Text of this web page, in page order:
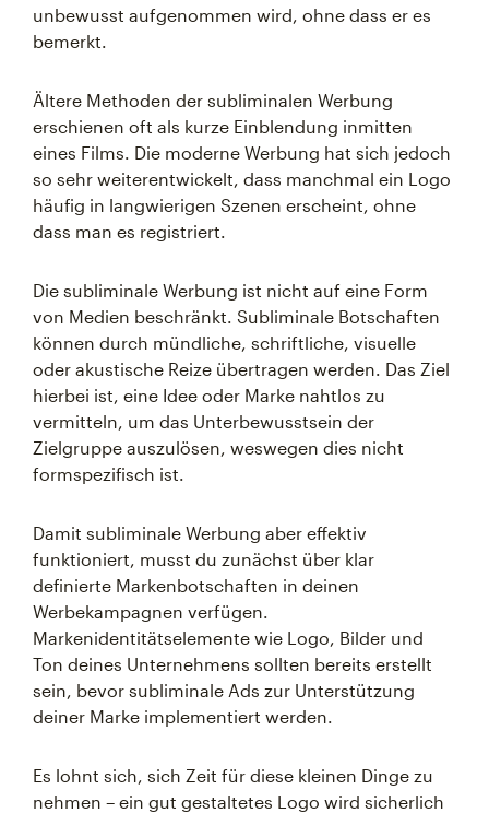
unbewusst aufgenommen wird, ohne dass er es
bemerkt.
Ältere Methoden der subliminalen Werbung
erschienen oft als kurze Einblendung inmitten
eines Films. Die moderne Werbung hat sich jedoch
so sehr weiterentwickelt, dass manchmal ein Logo
häufig in langwierigen Szenen erscheint, ohne
dass man es registriert.
Die subliminale Werbung ist nicht auf eine Form
von Medien beschränkt. Subliminale Botschaften
können durch mündliche, schriftliche, visuelle
oder akustische Reize übertragen werden. Das Ziel
hierbei ist, eine Idee oder Marke nahtlos zu
vermitteln, um das Unterbewusstsein der
Zielgruppe auszulösen, weswegen dies nicht
formspezifisch ist.
Damit subliminale Werbung aber effektiv
funktioniert, musst du zunächst über klar
definierte Markenbotschaften in deinen
Werbekampagnen verfügen.
Markenidentitätselemente wie Logo, Bilder und
Ton deines Unternehmens sollten bereits erstellt
sein, bevor subliminale Ads zur Unterstützung
deiner Marke implementiert werden.
Es lohnt sich, sich Zeit für diese kleinen Dinge zu
nehmen – ein gut gestaltetes Logo wird sicherlich